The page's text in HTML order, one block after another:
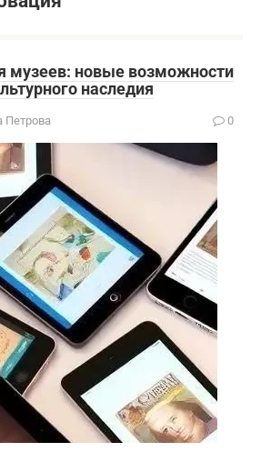
музеев: новые возможности
наследия
Петрова 0